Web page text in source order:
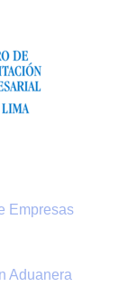
Empresas
Aduanera